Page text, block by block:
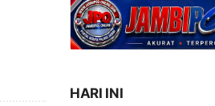
HARI INI